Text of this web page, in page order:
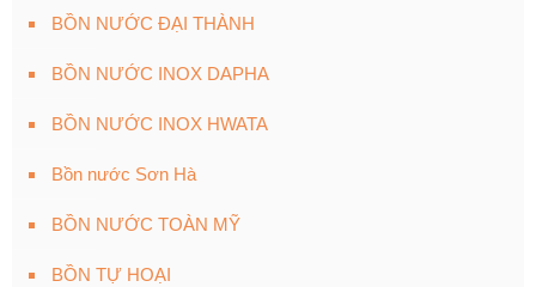
BỒN NƯỚC ĐẠI THÀNH
BỒN NƯỚC INOX DAPHA
BỒN NƯỚC INOX HWATA
Bồn nước Sơn Hà
BỒN NƯỚC TOÀN MỸ
BỒN TỰ HOẠI